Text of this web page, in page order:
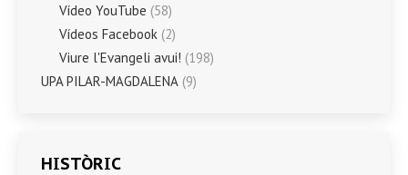
Vídeo YouTube (58)
Vídeos Facebook (2)
Viure l'Evangeli avui! (198)
UPA PILAR-MAGDALENA (9)
HISTÒRIC